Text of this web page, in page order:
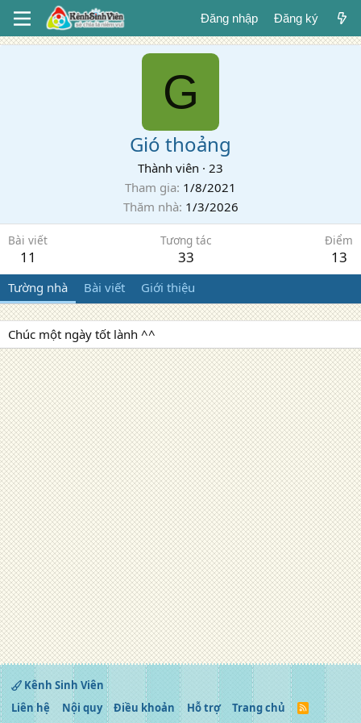
Đăng nhập Đăng ký
G
Gió thoảng
Thành viên · 23
Tham gia 1/8/2021
Thăm nhà 1/3/2026
Bài viết
11
Tương tác
33
Điểm
13
Tường nhà Bài viết Giới thiệu
Chúc một ngày tốt lành ^^
Kênh Sinh Viên
Liên hệ
Nội quy Điều khoản Hỗ trợ Trang chủ
R